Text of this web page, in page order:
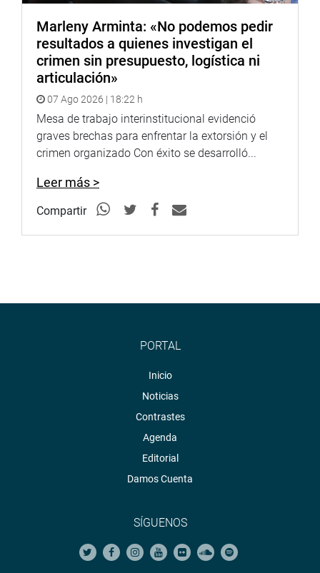
Marleny Arminta: «No podemos pedir
resultados a quienes investigan el
crimen sin presupuesto, logística ni
articulación»
07 Ago 2026 | 18:22 h
Mesa de trabajo interinstitucional evidenció
graves brechas para enfrentar la extorsión y el
crimen organizado Con éxito se desarrolló...
Leer más >
Compartir
PORTAL
Inicio
Noticias
Contrastes
Agenda
Editorial
Damos Cuenta
SÍGUENOS